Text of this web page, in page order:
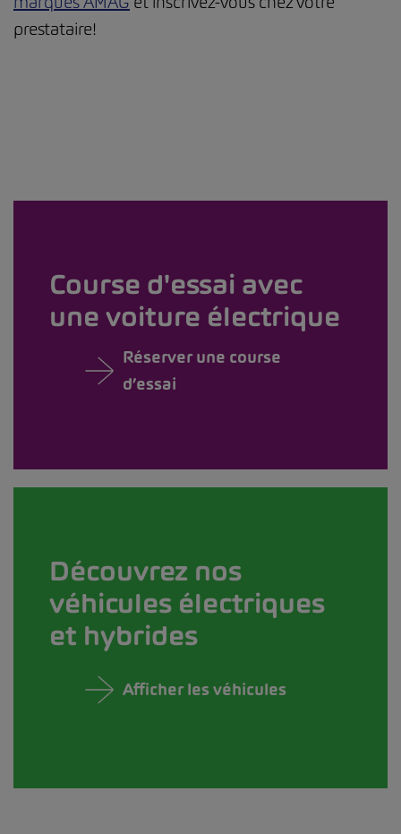
prestataire!
Course d'essai avec
une voiture électrique
Réserver une course
d’essai
Découvrez nos
véhicules électriques
et hybrides
Afficher les véhicules